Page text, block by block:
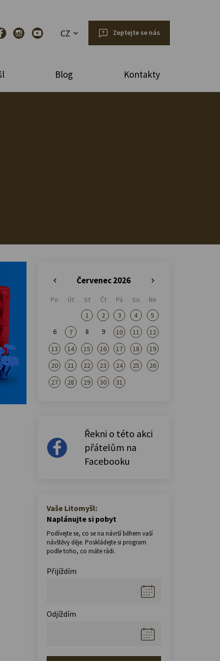
CZ Zeptejte se nás
Blog Kontakty
Červenec 2026
»
Po Út St Čt Pá So
Ne
1
2 3 4
5
6
7 8 9 10 11
12
13
14 15 16 17 18
19
20
21 22 23 24 25
26
27
28 29 30 31
Řekni o této akci
přátelům na
Facebooku
Vaše Litomyšl:
Naplánujte si pobyt
Podívejte se, co se na návrší během vaší
návštěvy děje. Poskládejte si program
podle toho, co máte rádi.
Přijíždím
Odjíždím